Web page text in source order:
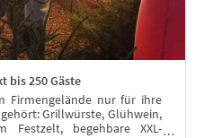
bis 250 Gäste
Firmengelände nur für ihre
Grillwürste, Glühwein,
Festzelt, begehbare XXL-